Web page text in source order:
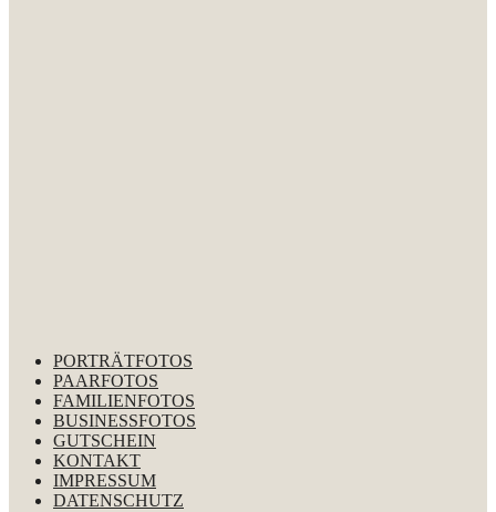
PORTRÄTFOTOS
PAARFOTOS
FAMILIENFOTOS
BUSINESSFOTOS
GUTSCHEIN
KONTAKT
IMPRESSUM
DATENSCHUTZ